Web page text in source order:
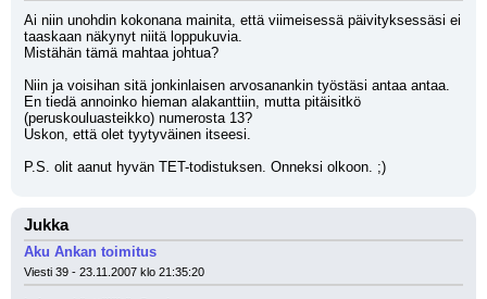
Ai niin unohdin kokonana mainita, että viimeisessä päivityksessäsi ei
taaskaan näkynyt niitä loppukuvia.
Mistähän tämä mahtaa johtua?
Niin ja voisihan sitä jonkinlaisen arvosanankin työstäsi antaa antaa.
En tiedä annoinko hieman alakanttiin, mutta pitäisitkö
(peruskouluasteikko) numerosta 13?
Uskon, että olet tyytyväinen itseesi.
P.S. olit aanut hyvän TET-todistuksen. Onneksi olkoon. ;)
Jukka
Aku Ankan toimitus
Viesti 39 - 23.11.2007 klo 21:35:20